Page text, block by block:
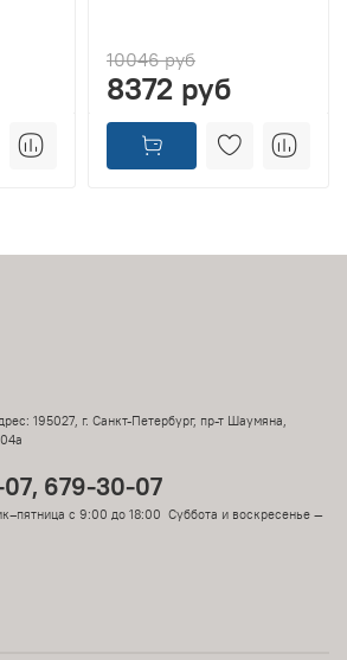
10046 руб
8372 руб
195027, г. Санкт-Петербург, пр-т Шаумяна,
07, 679-30-07
с 9:00 до 18:00 Суббота и воскресенье —